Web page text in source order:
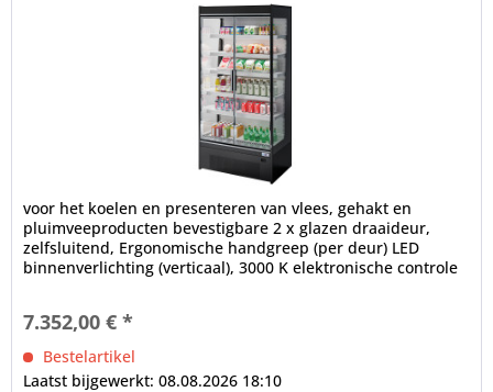
voor het koelen en presenteren van vlees, gehakt en
pluimveeproducten bevestigbare 2 x glazen draaideur,
zelfsluitend, Ergonomische handgreep (per deur) LED
binnenverlichting (verticaal), 3000 K elektronische controle
7.352,00 € *
Bestelartikel
Laatst bijgewerkt: 08.08.2026 18:10